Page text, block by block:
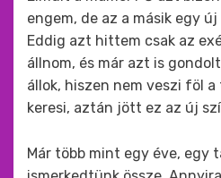
engem, de az a másik egy
Eddig azt hittem csak az
állnom, és már azt is
állok, hiszen nem veszi föl
keresi, aztán jött ez az új
Már több mint egy éve, egy